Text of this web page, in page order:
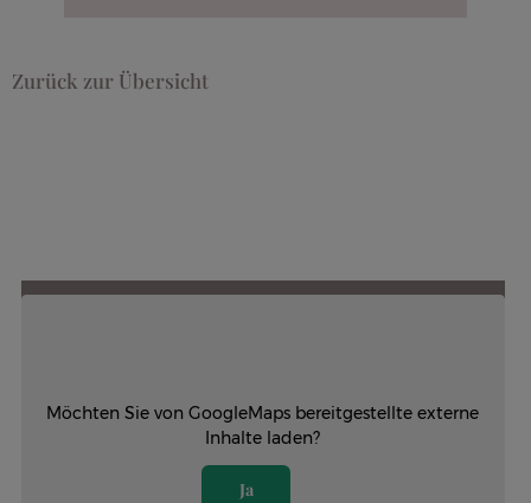
Zurück zur Übersicht
Möchten Sie vonGoogleMaps bereitgestellte externe
Inhalte laden?
Ja